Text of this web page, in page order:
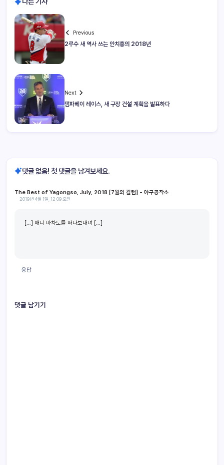
Previous
2루수 새 역사 쓰는 안치홍의 2018년
Next
탬파베이 레이스, 새 구장 건설 계획을 발표하다
댓글 없음! 첫 댓글을 남겨보세요.
The Best of Yagongso, July, 2018 [7월의 칼럼] - 야구공작소
2019년 4월 1일, 12:09 오전
[…] 매니 마차도를 떠나보내며 […]
응답
댓글 남기기